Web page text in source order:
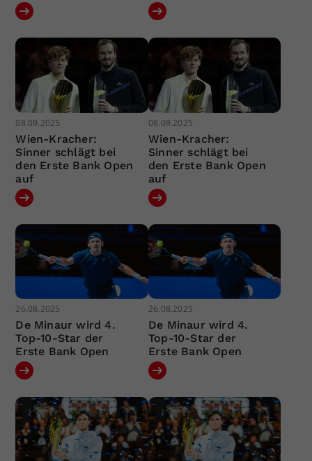
08.09.2025
Wien-Kracher:
Sinner schlägt bei
den Erste Bank Open
auf
08.09.2025
Wien-Kracher:
Sinner schlägt bei
den Erste Bank Open
auf
26.08.2025
De Minaur wird 4.
Top-10-Star der
Erste Bank Open
26.08.2025
De Minaur wird 4.
Top-10-Star der
Erste Bank Open